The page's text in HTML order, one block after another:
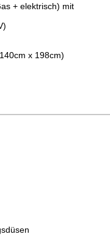
+ elektrisch) mit
x 198cm)